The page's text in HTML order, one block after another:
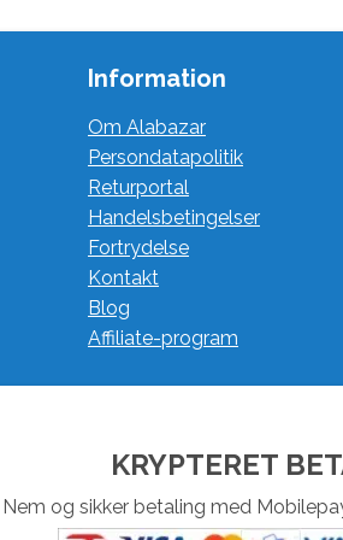
Information
Om Alabazar
Persondatapolitik
Returportal
Handelsbetingelser
Fortrydelse
Kontakt
Blog
Affiliate-program
KRYPTERET
Nem og sikker betaling med